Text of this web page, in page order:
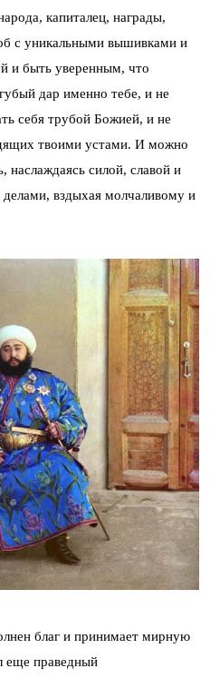
капиталец, награды,
с уникальными вышивками и
и быть уверенным, что
дар именно тебе, и не
себя трубой Божией, и не
твоими устами. И можно
силой, славой и
вздыхая молчаливому и
благ и принимает мирную
еще праведный